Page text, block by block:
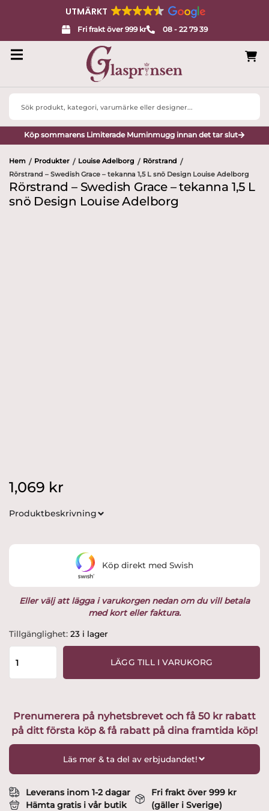
UTMÄRKT
Fri frakt över 999 kr 08 - 22 79 39
Search
Köp sommarens Limiterade Muminmugg innan det tar slut
Hem / Produkter / Louise Adelborg / Rörstrand /
Rörstrand – Swedish Grace – tekanna 1,5 L snö Design Louise Adelborg
Rörstrand – Swedish Grace – tekanna 1,5 L
snö Design Louise Adelborg
1,069 kr
Produktbeskrivning
Eller välj att lägga i varukorgen nedan om du vill betala
med kort eller faktura.
Tillgänglighet: 23 i lager
Rörstrand
-
Swedish
snö
Design
LÄGG TILL I VARUKORG
Köp direkt med Swish
Prenumerera på nyhetsbrevet och få 50 kr rabatt
på ditt första köp & få rabatt på dina framtida köp!
Läs mer & ta del av erbjudandet!
Leverans inom 1-2 dagar
Hämta gratis i vår butik
Fri frakt över 999 kr
(gäller i Sverige)